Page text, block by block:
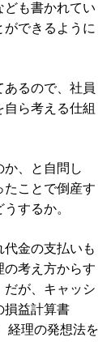
ども書かれてい
できるように
るので、社員
ら考える仕組
、と自問し
たことで倒産す
するか。
金の支払いも
の考え方からす
だが、キャッシ
損益計算書
経理の発想法を